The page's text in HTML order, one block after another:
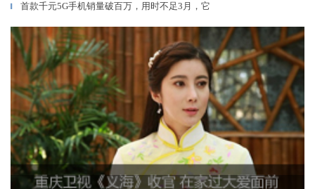
▎ 首款千元5G手机销量破百万，用时不足3月，它